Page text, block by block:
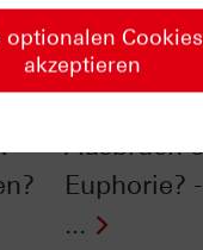
Ausbruch
Euphorie?
...
optionalen Cookies
akzeptieren